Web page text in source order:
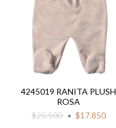
4245019 RANITA PLUSH
ROSA
$25.500
$17.850